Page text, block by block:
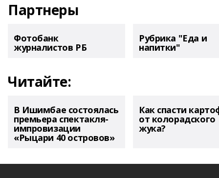
Партнеры
Фотобанк
журналистов РБ
Рубрика "Еда и
напитки"
Читайте:
В Ишимбае состоялась
премьера спектакля-
импровизации
«Рыцари 40 островов»
Как спасти
от колорадского
жука?